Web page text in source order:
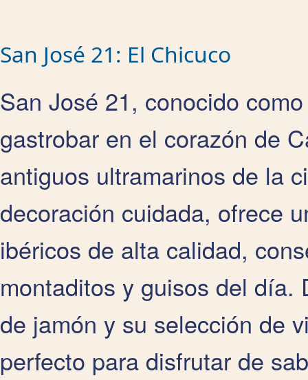
San José 21: El Chicuco
San José 21, conocido
gastrobar en el corazón de
antiguos ultramarinos de la
decoración cuidada, ofrece
ibéricos de alta calidad,
montaditos y guisos del día.
de jamón y su selección de
perfecto para disfrutar de